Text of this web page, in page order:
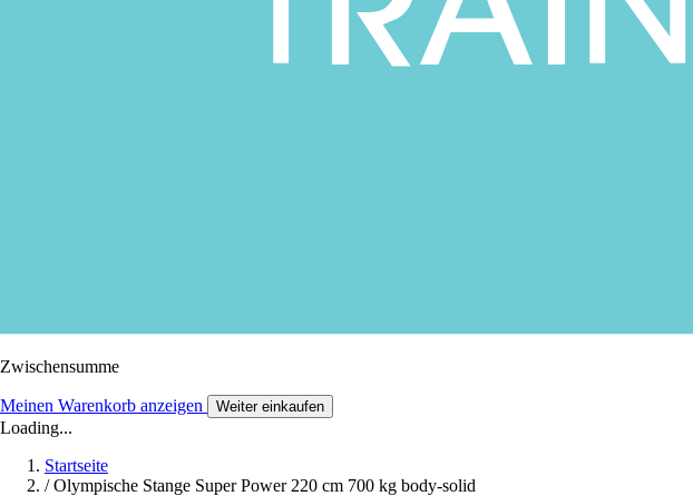
Zwischensumme
Meinen Warenkorb anzeigen Weiter einkaufen
Loading...
Startseite
/ Olympische Stange Super Power 220 cm 700 kg body-solid